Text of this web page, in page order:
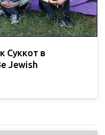
Суккот в
Jewish